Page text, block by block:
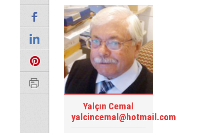
Yalçın Cemal
yalcincemal@hotmail.com